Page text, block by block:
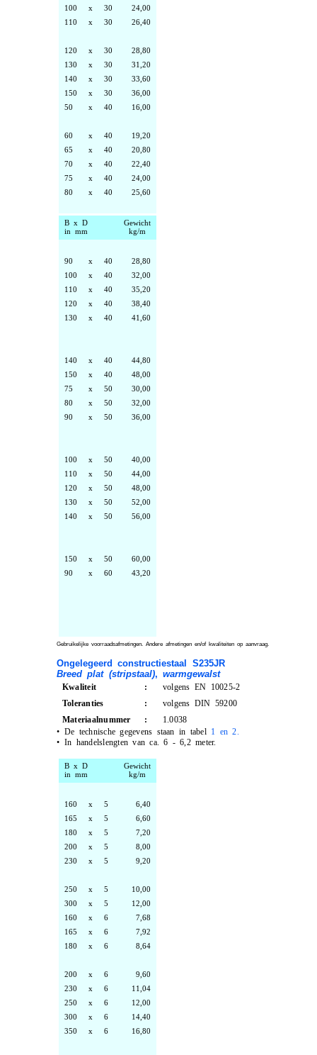
100
x 30
24,00
110
x 30 26,40
120 x 30
28,80
130
x 30
31,20
140
x 30
33,60
150
x 30
36,00
50
x 40 16,00
60 x 40
19,20
65
x 40
20,80
70
x 40
22,40
75
x 40
24,00
80
x 40 25,60
B x D
in mm
Gewicht
kg/m
90 x 40
28,80
100
x 40
32,00
110
x 40
35,20
120
x 40
38,40
130
x 40 41,60
140 x 40
44,80
150
x 40
48,00
75
x 50
30,00
80
x 50
32,00
90
x 50 36,00
100 x 50
40,00
110
x 50
44,00
120
x 50
48,00
130
x 50
52,00
140
x 50 56,00
150 x 50
60,00
90
x 60 43,20
Gebruikelijke voorraadsafmetingen. Andere afmetingen en/of kwaliteiten op aanvraag.
Ongelegeerd constructiestaal S235JR
Breed plat (stripstaal), warmgewalst
Kwaliteit :
volgens EN 10025-2
Toleranties
:
volgens DIN 59200
Materiaalnummer
:
1.0038
• De technische gegevens staan in tabel 1 en 2.
• In handelslengten van ca. 6 - 6,2 meter.
B x D
in mm
Gewicht
kg/m
160 x 5
6,40
165
x 5
6,60
180
x 5
7,20
200
x 5
8,00
230
x 5 9,20
250 x 5
10,00
300
x 5
12,00
160
x 6
7,68
165
x 6
7,92
180
x 6 8,64
200 x 6
9,60
230
x 6
11,04
250
x 6
12,00
300
x 6
14,40
350
x 6 16,80